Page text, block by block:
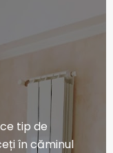
tip de
în căminul